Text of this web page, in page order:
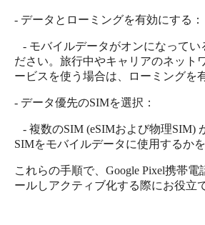
- データとローミングを有効にする：
- モバイルデータがオンになってい
ださい。旅行中やキャリアのネット
ービスを使う場合は、ローミングを
- データ優先のSIMを選択：
- 複数のSIM (eSIMおよび物理SIM)
SIMをモバイルデータに使用するか
これらの手順で、Google Pixel携帯電
ールしアクティブ化する際にお役立